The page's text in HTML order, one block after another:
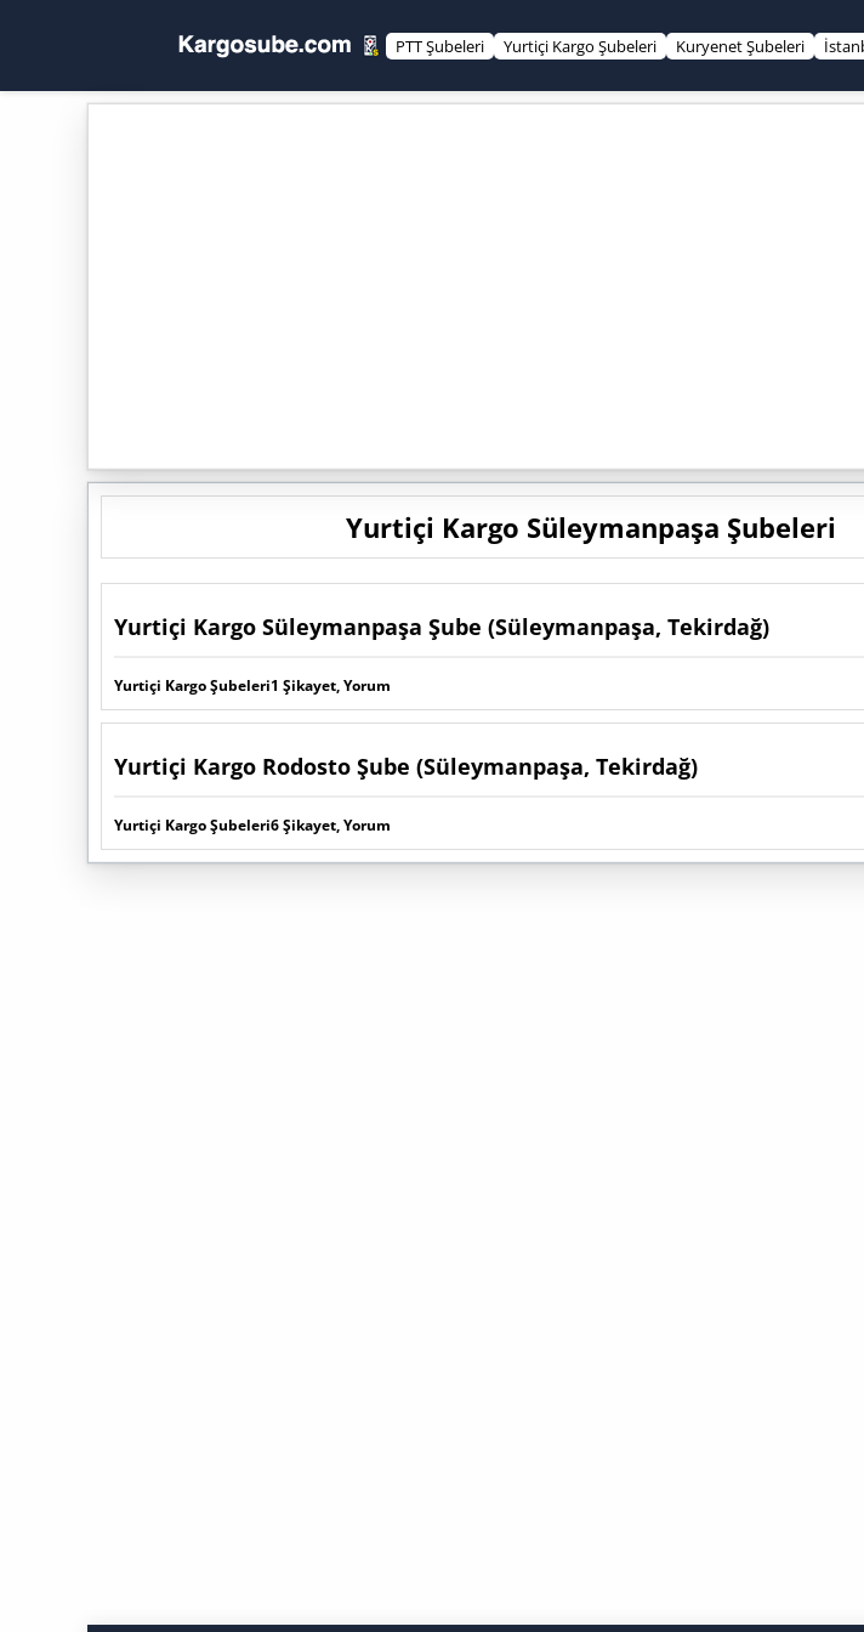
PTT Şubeleri Yurtiçi Kargo Şubeleri Kuryenet Şubeleri
Yurtiçi Kargo Süleymanpaşa Şubeleri
Yurtiçi Kargo Süleymanpaşa Şube (Süleymanpaşa, Tekirdağ)
Yurtiçi Kargo Şubeleri1 Şikayet, Yorum
Yurtiçi Kargo Rodosto Şube (Süleymanpaşa, Tekirdağ)
Yurtiçi Kargo Şubeleri6 Şikayet, Yorum